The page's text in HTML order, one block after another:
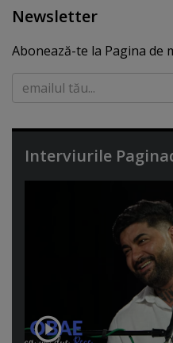
Newsletter
Abonează-te la Pagina de
Interviurile